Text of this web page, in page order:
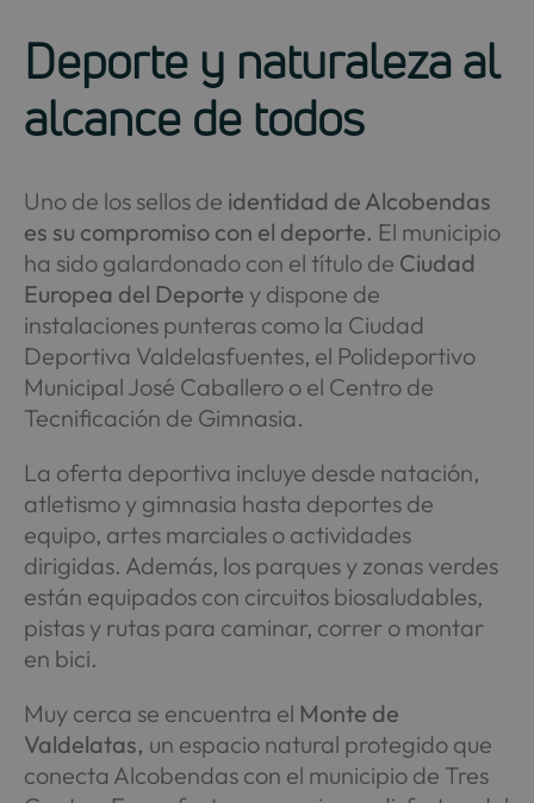
Deporte y naturaleza al
alcance de todos
Uno de los sellos de identidad de Alcobendas
es su compromiso con el deporte. El municipio
ha sido galardonado con el título de Ciudad
Europea del Deporte y dispone de
instalaciones punteras como la Ciudad
Deportiva Valdelasfuentes, el Polideportivo
Municipal José Caballero o el Centro de
Tecnificación de Gimnasia.
La oferta deportiva incluye desde natación,
atletismo y gimnasia hasta deportes de
equipo, artes marciales o actividades
dirigidas. Además, los parques y zonas verdes
están equipados con circuitos biosaludables,
pistas y rutas para caminar, correr o montar
en bici.
Muy cerca se encuentra el Monte de
Valdelatas, un espacio natural protegido que
conecta Alcobendas con el municipio de Tres